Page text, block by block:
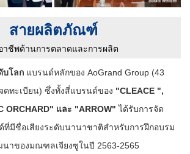
สายผลิตภัณฑ์
าชีพด้านการตลาดและการผลิต
บโลก แบรนด์หลักของ AoGrand Group (43
ดทะเบียน) ซึ่งทั้งสี่แบรนด์ของ "CLEACE ",
ORCHARD" และ "ARROW" ได้รับการจัด
ที่มีชื่อเสียงระดับนานาชาติสำหรับการฝึกอบรม
าของมณฑลเจียงซูในปี 2563-2565